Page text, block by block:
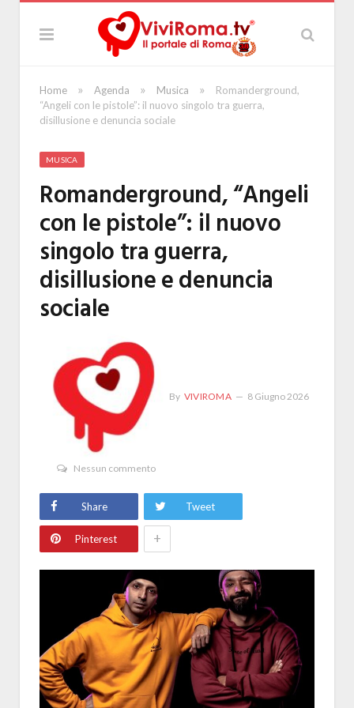
Home » Agenda » Musica »
Romanderground,
“Angeli con le pistole”: il nuovo singolo tra guerra,
disillusione e denuncia sociale
MUSICA
Romanderground, “Angeli
con le pistole”: il nuovo
singolo tra guerra,
disillusione e denuncia
sociale
By VIVIROMA 8 Giugno 2026
Nessun commento
Share Tweet
Pinterest +